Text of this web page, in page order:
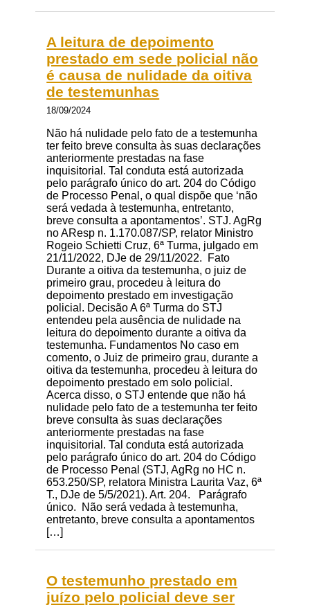
A leitura de depoimento
prestado em sede policial não
é causa de nulidade da oitiva
de testemunhas
18/09/2024
Não há nulidade pelo fato de a testemunha
ter feito breve consulta às suas declarações
anteriormente prestadas na fase
inquisitorial. Tal conduta está autorizada
pelo parágrafo único do art. 204 do Código
de Processo Penal, o qual dispõe que ‘não
será vedada à testemunha, entretanto,
breve consulta a apontamentos’. STJ. AgRg
no AResp n. 1.170.087/SP, relator Ministro
Rogeio Schietti Cruz, 6ª Turma, julgado em
21/11/2022, DJe de 29/11/2022. Fato
Durante a oitiva da testemunha, o juiz de
primeiro grau, procedeu à leitura do
depoimento prestado em investigação
policial. Decisão A 6ª Turma do STJ
entendeu pela ausência de nulidade na
leitura do depoimento durante a oitiva da
testemunha. Fundamentos No caso em
comento, o Juiz de primeiro grau, durante a
oitiva da testemunha, procedeu à leitura do
depoimento prestado em solo policial.
Acerca disso, o STJ entende que não há
nulidade pelo fato de a testemunha ter feito
breve consulta às suas declarações
anteriormente prestadas na fase
inquisitorial. Tal conduta está autorizada
pelo parágrafo único do art. 204 do Código
de Processo Penal (STJ, AgRg no HC n.
653.250/SP, relatora Ministra Laurita Vaz, 6ª
T., DJe de 5/5/2021). Art. 204. Parágrafo
único. Não será vedada à testemunha,
entretanto, breve consulta a apontamentos
[…]
O testemunho prestado em
juízo pelo policial deve ser